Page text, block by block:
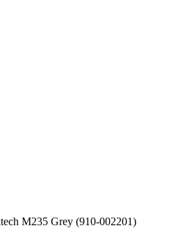
M235 Grey (910-002201)